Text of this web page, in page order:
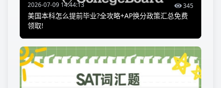
2026-07-09 14:44:13 345
美国本科怎么提前毕业?全攻略+AP换分政策汇总免费
领取!